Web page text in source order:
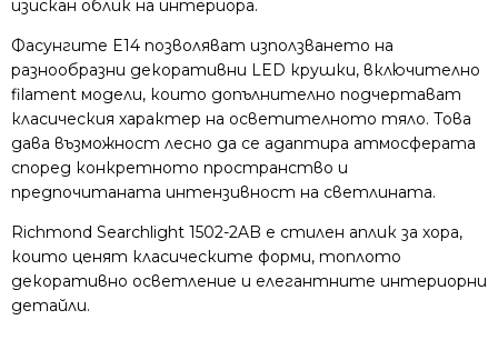
изискан облик на интериора.
Фасунгите E14 позволяват използването на
разнообразни декоративни LED крушки, включително
filament модели, които допълнително подчертават
класическия характер на осветителното тяло. Това
дава възможност лесно да се адаптира атмосферата
според конкретното пространство и
предпочитаната интензивност на светлината.
Richmond Searchlight 1502-2AB е стилен аплик за хора,
които ценят класическите форми, топлото
декоративно осветление и елегантните интериорни
детайли.